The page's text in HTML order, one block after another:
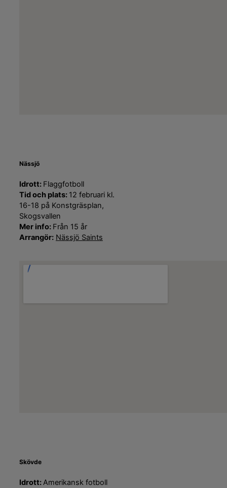
Nässjö
Idrott: Flaggfotboll
Tid och plats: 12 februari kl.
16-18 på Konstgräsplan,
Skogsvallen
Mer info: Från 15 år
Arrangör: Nässjö Saints
Skövde
Idrott:Amerikansk fotboll